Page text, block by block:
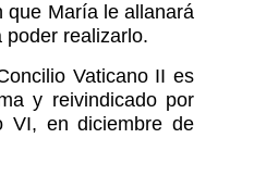
que María le allanará
poder realizarlo.
Vaticano II es
y reivindicado por
VI, en diciembre de